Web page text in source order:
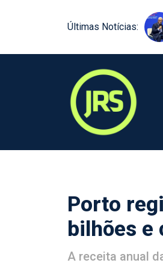
Últimas Notícias:
Porto
bilhões e
A receita anual